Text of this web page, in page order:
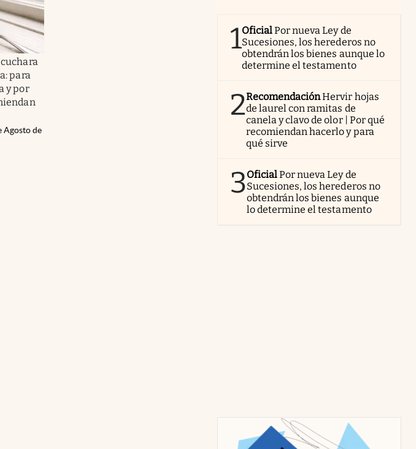
para
y por
Agosto de
1OficialPor nueva Ley de
Sucesiones, los herederos no
obtendrán los bienes aunque lo
determine el testamento
2RecomendaciónHervir hojas
de laurel con ramitas de
canela y clavo de olor | Por qué
recomiendan hacerlo y para
qué sirve
3OficialPor nueva Ley de
Sucesiones, los herederos no
obtendrán los bienes aunque
lo determine el testamento